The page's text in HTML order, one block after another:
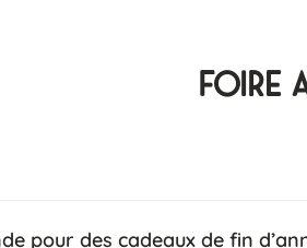
Foire
pour des cadeaux de fin